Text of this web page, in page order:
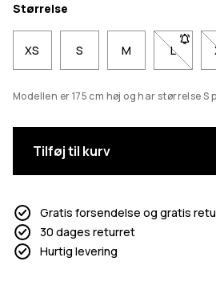
Størrelse
XS S M L-
Modellen er 175 cm høj og har størrelse S
Tilføj til kurv
Gratis forsendelse og gratis
30 dages returret
Hurtig levering